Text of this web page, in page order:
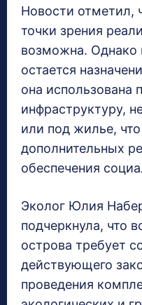
Новости отметил,
точки зрения
возможна.
остается
она использована
инфраструктуру,
или под жилье,
дополнительных
обеспечения
Эколог Юлия
подчеркнула, что
острова требует
действующего
проведения